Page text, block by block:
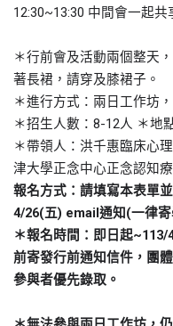
12:30~13:30 中間會一起共
＊行前會及活動兩個整天
著長裙，請穿及膝裙子。
＊進行方式：兩日工作坊
＊招生人數： 8-12人 ＊地
＊帶領人：洪千惠臨床心
津大學正念中心正念認知
報名方式：請填寫本表單
4/26(五) email通知(一律
＊報名時間：即日起~113/
前寄發行前通知信件，團
參與者優先錄取。